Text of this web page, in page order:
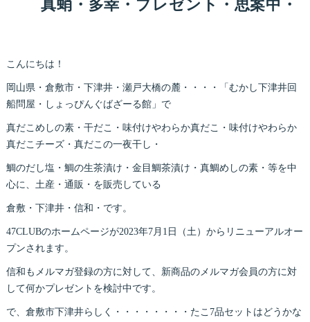
真蛸・多幸・プレゼント・思案中・
こんにちは！
岡山県・倉敷市・下津井・瀬戸大橋の麓・・・・「むかし下津井回
船問屋・しょっぴんぐばざーる館」で
真だこめしの素・干だこ・味付けやわらか真だこ・味付けやわらか
真だこチーズ・真だこの一夜干し・
鯛のだし塩・鯛の生茶漬け・金目鯛茶漬け・真鯛めしの素・等を中
心に、土産・通販・を販売している
倉敷・下津井・信和・です。
47CLUBのホームページが2023年7月1日（土）からリニューアルオー
プンされます。
信和もメルマガ登録の方に対して、新商品のメルマガ会員の方に対
して何かプレゼントを検討中です。
で、倉敷市下津井らしく・・・・・・・・たこ7品セットはどうかな